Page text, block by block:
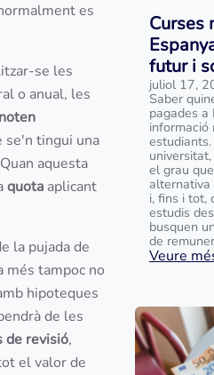
es
se les
o anual, les
se'n tingui una
aquesta
quota aplicant
la pujada de
més tampoc no
hipoteques
de les
de revisió,
el valor de
Curses
futur i
juliol 17,
Saber
pagades a
el grau
i, fins i tot,
estudis
busquen
de
Veure